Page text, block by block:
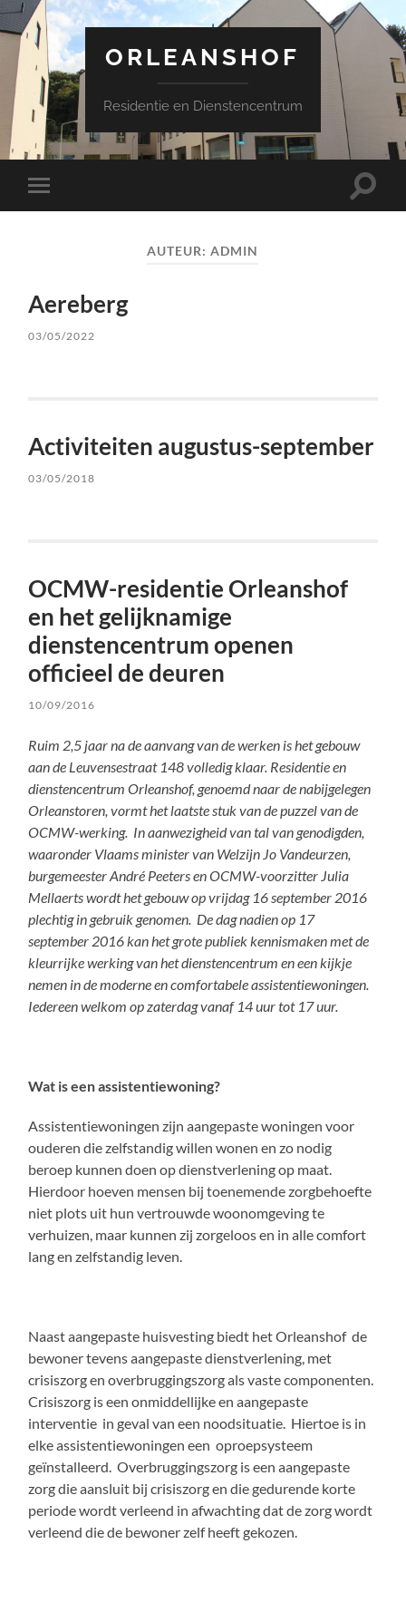
ORLEANSHOF
Residentie en Dienstencentrum
Schakel
naar
AUTEUR:ADMIN
Aereberg
03/05/2022
Activiteiten augustus-september
03/05/2018
OCMW-residentie Orleanshof
en het gelijknamige
dienstencentrum openen
officieel de deuren
10/09/2016
Ruim 2,5 jaar na de aanvang van de werken is het gebouw
aan de Leuvensestraat 148 volledig klaar. Residentie en
dienstencentrum Orleanshof, genoemd naar de nabijgelegen
Orleanstoren, vormt het laatste stuk van de puzzel van de
OCMW-werking. In aanwezigheid van tal van genodigden,
waaronder Vlaams minister van Welzijn Jo Vandeurzen,
burgemeester André Peeters en OCMW-voorzitter Julia
Mellaerts wordt het gebouw op vrijdag 16 september 2016
plechtig in gebruik genomen. De dag nadien op 17
september 2016 kan het grote publiek kennismaken met de
kleurrijke werking van het dienstencentrum en een kijkje
nemen in de moderne en comfortabele assistentiewoningen.
Iedereen welkom op zaterdag vanaf 14 uur tot 17 uur.
Wat is een assistentiewoning?
Assistentiewoningen zijn aangepaste woningen voor
ouderen die zelfstandig willen wonen en zo nodig
beroep kunnen doen op dienstverlening op maat.
Hierdoor hoeven mensen bij toenemende zorgbehoefte
niet plots uit hun vertrouwde woonomgeving te
verhuizen, maar kunnen zij zorgeloos en in alle comfort
lang en zelfstandig leven.
Naast aangepaste huisvesting biedt het Orleanshof de
bewoner tevens aangepaste dienstverlening, met
crisiszorg en overbruggingszorg als vaste componenten.
Crisiszorg is een onmiddellijke en aangepaste
interventie in geval van een noodsituatie. Hiertoe is in
elke assistentiewoningen een oproepsysteem
geïnstalleerd. Overbruggingszorg is een aangepaste
zorg die aansluit bij crisiszorg en die gedurende korte
periode wordt verleend in afwachting dat de zorg wordt
verleend die de bewoner zelf heeft gekozen.